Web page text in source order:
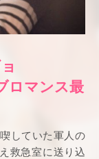
ロマンス最
していた軍人の
救急室に送り込